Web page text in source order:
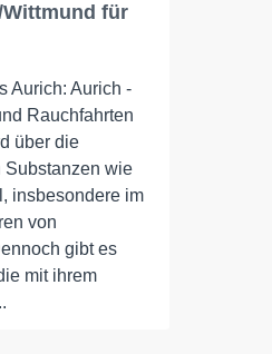
für
Aurich: Aurich -
Rauchfahrten
über die
Substanzen wie
insbesondere im
von
gibt es
mit ihrem